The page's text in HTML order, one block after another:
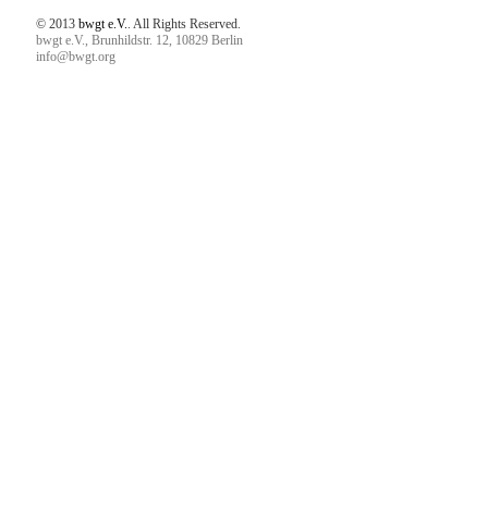
© 2013 bwgt e.V.. All Rights Reserved.
bwgt e.V., Brunhildstr. 12, 10829 Berlin
info@bwgt.org